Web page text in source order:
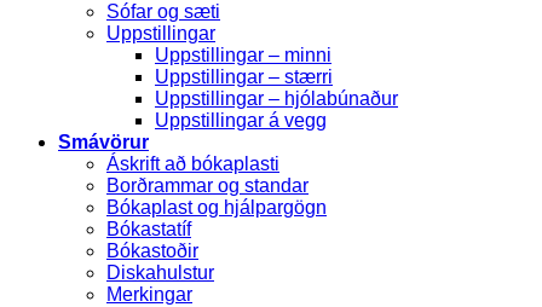
Sófar og sæti
Uppstillingar
Uppstillingar – minni
Uppstillingar – stærri
Uppstillingar – hjólabúnaður
Uppstillingar á vegg
Smávörur
Áskrift að bókaplasti
Borðrammar og standar
Bókaplast og hjálpargögn
Bókastatíf
Bókastoðir
Diskahulstur
Merkingar